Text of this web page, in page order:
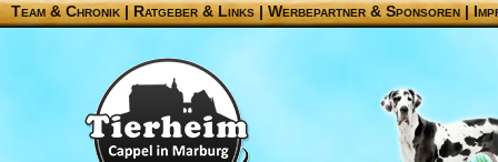
Team & Chronik |Ratgeber & Links|Werbepartner & Sponsoren|